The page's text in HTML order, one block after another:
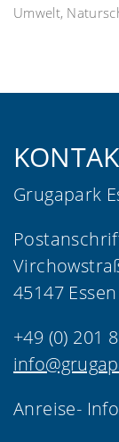
Umwelt,
Grugapark
45147 Essen
+49 (0) 201
Anreise-